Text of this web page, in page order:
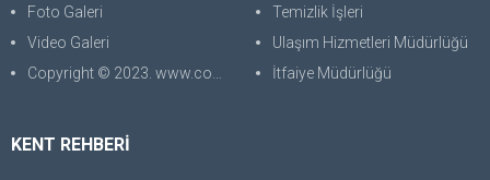
Foto Galeri
Video Galeri
Copyright © 2023. www.corabilgisayar.com Her Hakkı Saklıdır. kopyalanması, çoğaltılması ve dağıtılması halinde yasal haklarımız işletilecektir.
Temizlik İşleri
Ulaşım Hizmetleri Müdürlüğü
İtfaiye Müdürlüğü
KENT REHBERİ